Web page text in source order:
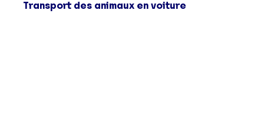
Transport des animaux en voiture